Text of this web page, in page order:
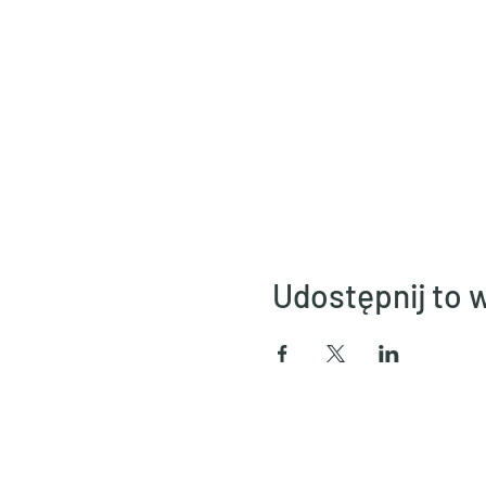
Udostępnij to